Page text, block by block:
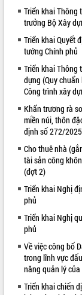
VIDEO
Lễ truy tặng danh hiệu
Nam Anh hùng” và trao
Lao động
UBND tỉnh Đắk Lắk
vụ 6 tháng cuối năm
Kỳ họp thứ Hai, Hội
tỉnh khóa XI quyết nghị
quan trọng
Bí thư Tỉnh ủy Lương
cách mạng
ALBUM ẢNH
Triển khai
trưởng Bộ Xây
Triển khai Quyết
tướng Chính phủ
Triển khai
dựng (Quy
Công trình xây
Khẩn trương rà
miền núi, thôn
định số 272/
Cho thuê nhà
tài sản công
(đợt 2)
Triển khai Nghị
phủ
Triển khai Nghị
phủ
Về việc công bố
trong lĩnh vực
năng quản lý của
Triển khai chiến